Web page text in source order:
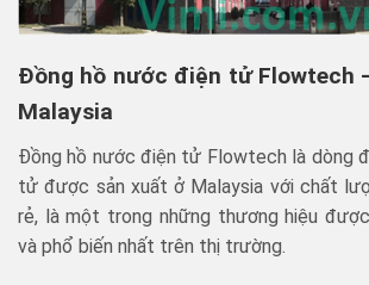
Đồng hồ nước điện tử Flowtech
Malaysia
Đồng hồ nước điện tử Flowtech là dòng
tử được sản xuất ở Malaysia với chất
rẻ, là một trong những thương hiệu
và phổ biến nhất trên thị trường.